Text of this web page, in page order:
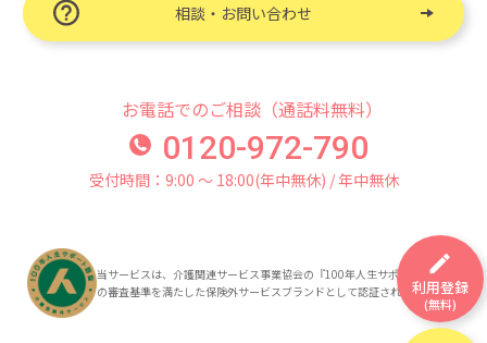
相談・お問い合わせ
お電話でのご相談（通話料無料）
0120-972-790
受付時間：9:00 〜 18:00(年中無休) / 年中無休
当サービスは、介護関連サービス事業協会の『100年人生サポート認証』
の審査基準を満たした保険外サービスブランドとして認証されています。
利用登録
(無料)